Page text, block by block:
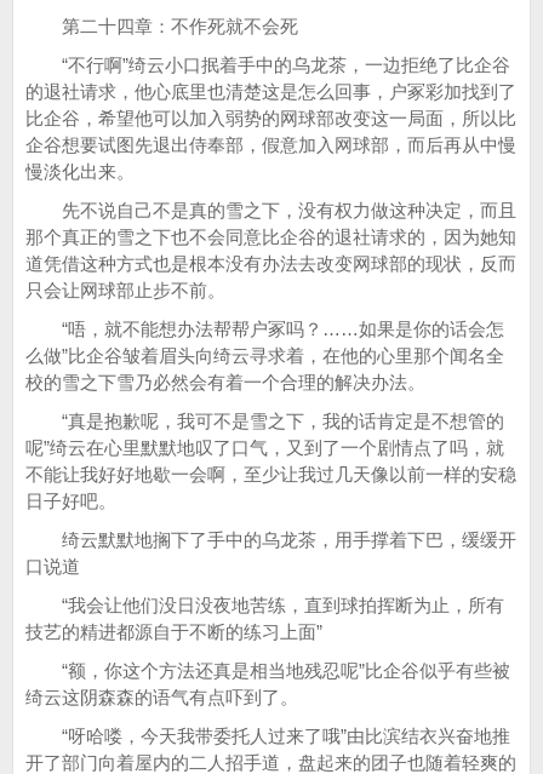
第二十四章：不作死就不会死
“不行啊”绮云小口抿着手中的乌龙茶，一边拒绝了比企谷
的退社请求，他心底里也清楚这是怎么回事，户冢彩加找到了
比企谷，希望他可以加入弱势的网球部改变这一局面，所以比
企谷想要试图先退出侍奉部，假意加入网球部，而后再从中慢
慢淡化出来。
先不说自己不是真的雪之下，没有权力做这种决定，而且
那个真正的雪之下也不会同意比企谷的退社请求的，因为她知
道凭借这种方式也是根本没有办法去改变网球部的现状，反而
只会让网球部止步不前。
“唔，就不能想办法帮帮户冢吗？……如果是你的话会怎
么做”比企谷皱着眉头向绮云寻求着，在他的心里那个闻名全
校的雪之下雪乃必然会有着一个合理的解决办法。
“真是抱歉呢，我可不是雪之下，我的话肯定是不想管的
呢”绮云在心里默默地叹了口气，又到了一个剧情点了吗，就
不能让我好好地歇一会啊，至少让我过几天像以前一样的安稳
日子好吧。
绮云默默地搁下了手中的乌龙茶，用手撑着下巴，缓缓开
口说道
“我会让他们没日没夜地苦练，直到球拍挥断为止，所有
技艺的精进都源自于不断的练习上面”
“额，你这个方法还真是相当地残忍呢”比企谷似乎有些被
绮云这阴森森的语气有点吓到了。
“呀哈喽，今天我带委托人过来了哦”由比滨结衣兴奋地推
开了部门向着屋内的二人招手道，盘起来的团子也随着轻爽的